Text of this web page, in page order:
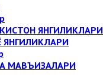
ЯНГИЛИКЛАРИ
ЯНГИЛИКЛАРИ
МАВЪИЗАЛАРИ